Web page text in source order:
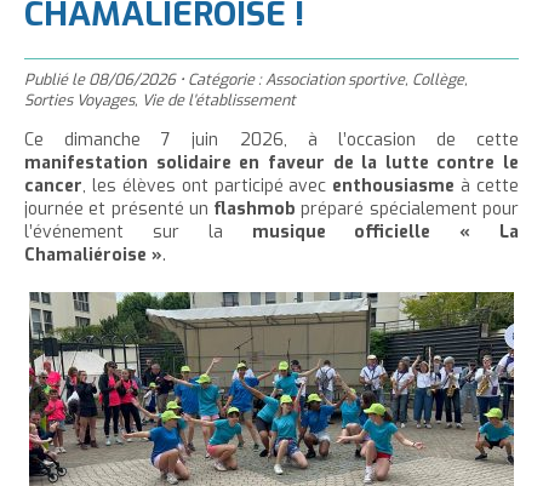
h
c
l
a
c
u
l
n
e
r
a
t
a
i
l
l
e
d
u
t
e
u
r
l
a
t
a
i
l
l
e
d
u
t
e
x
m
r
c
e
t
t
e
p
a
g
e
g
r
c
e
c
o
n
t
e
n
u
CHAMALIÉROISE !
Publié le08/06/2026 • Catégorie :Association sportive, Collège,
Sorties Voyages, Vie de l'établissement
Ce dimanche 7 juin 2026, à l’occasion de cette
manifestation solidaire en faveur de la lutte contre le
cancer, les élèves ont participé avec enthousiasme à cette
journée et présenté un flashmob préparé spécialement pour
l’événement sur la musique officielle « La
Chamaliéroise ».